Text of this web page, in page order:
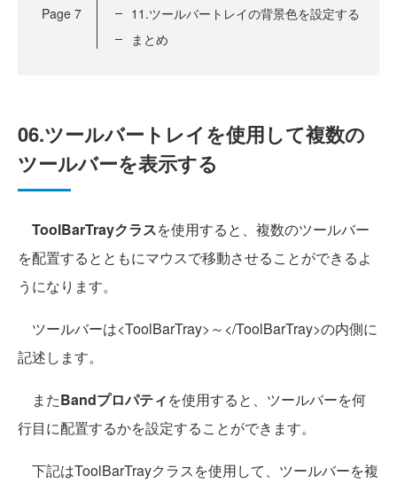
Page 7
11.ツールバートレイの背景色を設定する
まとめ
06.ツールバートレイを使用して複数の
ツールバーを表示する
ToolBarTrayクラスを使用すると、複数のツールバー
を配置するとともにマウスで移動させることができるよ
うになります。
ツールバーは<ToolBarTray>～</ToolBarTray>の内側に
記述します。
またBandプロパティを使用すると、ツールバーを何
行目に配置するかを設定することができます。
下記はToolBarTrayクラスを使用して、ツールバーを複